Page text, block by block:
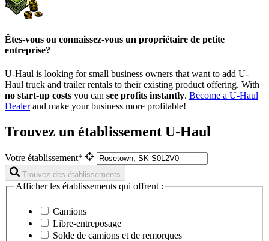
Êtes-vous ou connaissez-vous un propriétaire de petite
entreprise?
U-Haul is looking for small business owners that want to add U-
Haul truck and trailer rentals to their existing product offering. With
no start-up costs you can see profits instantly. Become a U-Haul
Dealerand make your business more profitable!
Trouvez un établissement U-Haul
Votre établissement*
Trouvez des établissements
Afficher les établissements qui offrent :
Camions
Libre-entreposage
Solde de camions et de remorques